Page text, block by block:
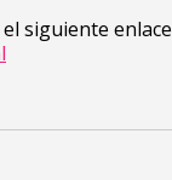
siguiente enlace